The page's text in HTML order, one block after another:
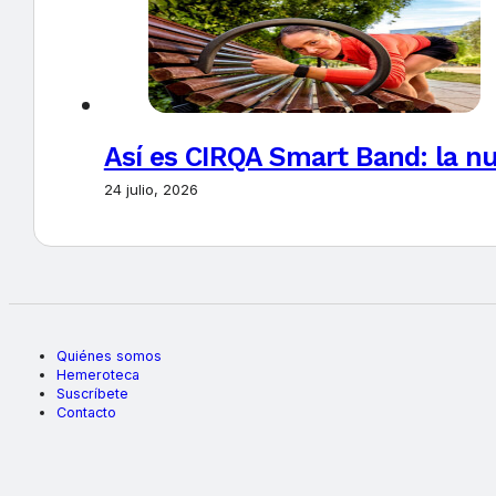
Así es CIRQA Smart Band: la
24 julio, 2026
Quiénes somos
Hemeroteca
Suscríbete
Contacto